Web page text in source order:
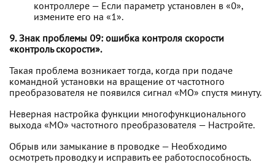
контроллере — Если параметр установлен в «0»,
измените его на «1».
9. Знак проблемы 09: ошибка контроля скорости
«контроль скорости».
Такая проблема возникает тогда, когда при подаче
командной установки на вращение от частотного
преобразователя не появился сигнал «МО» спустя минуту.
Неверная настройка функции многофункционального
выхода «МО» частотного преобразователя — Настройте.
Обрыв или замыкание в проводке — Необходимо
осмотреть проводку и исправить ее работоспособность.